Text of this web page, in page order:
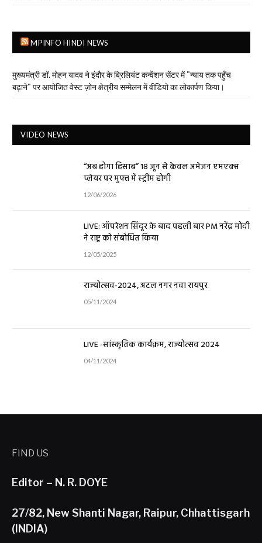
MPINFO HINDI NEWS
मुख्यमंत्री डॉ. मोहन यादव ने इंदौर के ब्रिलियंट कन्वेंशन सेंटर में "न्याय तक पहुँच
बढ़ाने" पर आयोजित वेस्ट ज़ोन क्षेत्रीय सम्मेलन में वीडियो का लोकार्पण किया।
VIDEO NEWS
“अब होगा हिसाब” 18 जून से केवल अमेज़न एमएक्स
प्लेयर पर मुफ्त में स्ट्रीम होगी
12/06/2026
LIVE: ऑपरेशन सिंदूर के बाद पहली बार PM नरेंद्र मोदी
ने राष्ट्र को संबोधित किया
12/05/2025
राज्योत्सव-2024, अटल नगर नवा रायपुर
05/11/2024
LIVE -सांस्कृतिक कार्यक्रम, राज्योत्सव 2024
04/11/2024
FIND US
Editor – N. R. DOYE
27/82, New Shanti Nagar, Raipur, Chhattisgarh
(INDIA)